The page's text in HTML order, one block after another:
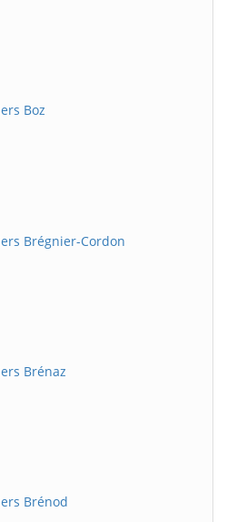
Boz
Brégnier-Cordon
Brénaz
Brénod